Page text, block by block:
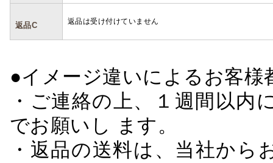
返品C 返品は受け付けていません
●イメージ違いによるお客
・ご連絡の上、１週間以
でお願いし ます。
・返品の送料は、当社か